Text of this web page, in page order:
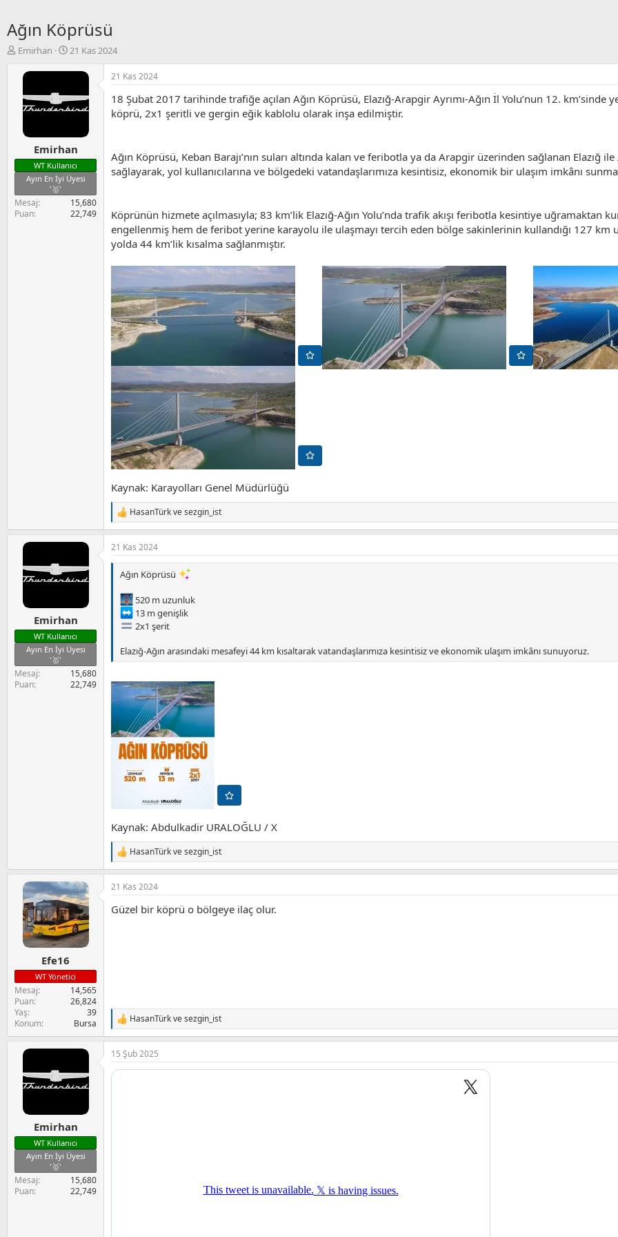
Ağın Köprüsü
K
l
a
a
n
Emirhan
B
ş
a
n
ı
ç
t
a
r
i
h
21 Kas 2024
Emirhan
WT Kullanıcı
Ayın En İyi Üyesi
'🥇'
Mesaj
15,680
Puan
22,749
21 Kas 2024
18 Şubat 2017 tarihinde trafiğe açılan Ağın Köprüsü, Elazığ-Arapgir Ayrımı-Ağın İl Yolu’nun 12.
köprü, 2x1 şeritli ve gergin eğik kablolu olarak inşa edilmiştir.
Ağın Köprüsü, Keban Barajı’nın suları altında kalan ve feribotla ya da Arapgir üzerinden sağlanan Elazığ
sağlayarak, yol kullanıcılarına ve bölgedeki vatandaşlarımıza kesintisiz, ekonomik bir ulaşım imkânı
Köprünün hizmete açılmasıyla; 83 km’lik Elazığ-Ağın Yolu’nda trafik akışı feribotla kesintiye
engellenmiş hem de feribot yerine karayolu ile ulaşmayı tercih eden bölge sakinlerinin kullandığı 127 km
yolda 44 km’lik kısalma sağlanmıştır.
Kaynak: Karayolları Genel Müdürlüğü
T
e
p
k
i
HasanTürkvesezgin_ist
Emirhan
WT Kullanıcı
Ayın En İyi Üyesi
'🥇'
Mesaj
15,680
Puan
22,749
21 Kas 2024
Ağın Köprüsü
520 m uzunluk
13 m genişlik
2x1 şerit
Elazığ-Ağın arasındaki mesafeyi 44 km kısaltarak vatandaşlarımıza kesintisiz ve ekonomik ulaşım imkânı sunuyoruz.
Kaynak: Abdulkadir URALOĞLU / X
T
e
p
k
l
HasanTürkvesezgin_ist
Efe16
WT Yönetici
Mesaj
14,565
Puan
26,824
Yaş
39
Konum
Bursa
21 Kas 2024
Güzel bir köprü o bölgeye ilaç olur.
T
e
p
k
i
HasanTürkvesezgin_ist
Emirhan
WT Kullanıcı
Ayın En İyi Üyesi
'🥇'
Mesaj
15,680
Puan
22,749
15 Şub 2025